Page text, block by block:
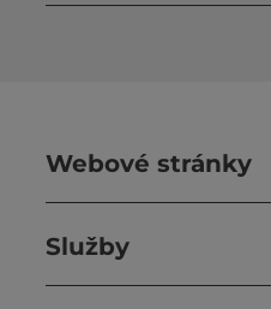
Webové stránky
Služby